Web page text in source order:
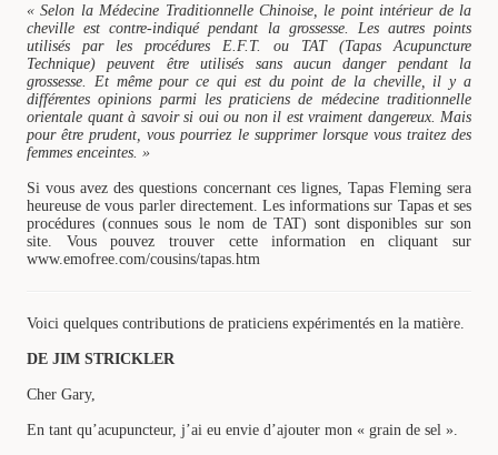
« Selon la Médecine Traditionnelle Chinoise, le point intérieur de la
cheville est contre-indiqué pendant la grossesse. Les autres points
utilisés par les procédures E.F.T. ou TAT (Tapas Acupuncture
Technique) peuvent être utilisés sans aucun danger pendant la
grossesse. Et même pour ce qui est du point de la cheville, il y a
différentes opinions parmi les praticiens de médecine traditionnelle
orientale quant à savoir si oui ou non il est vraiment dangereux. Mais
pour être prudent, vous pourriez le supprimer lorsque vous traitez des
femmes enceintes. »
Si vous avez des questions concernant ces lignes, Tapas Fleming sera
heureuse de vous parler directement. Les informations sur Tapas et ses
procédures (connues sous le nom de TAT) sont disponibles sur son
site. Vous pouvez trouver cette information en cliquant sur
www.emofree.com/cousins/tapas.htm
Voici quelques contributions de praticiens expérimentés en la matière.
DE JIM STRICKLER
Cher Gary,
En tant qu’acupuncteur, j’ai eu envie d’ajouter mon « grain de sel ».